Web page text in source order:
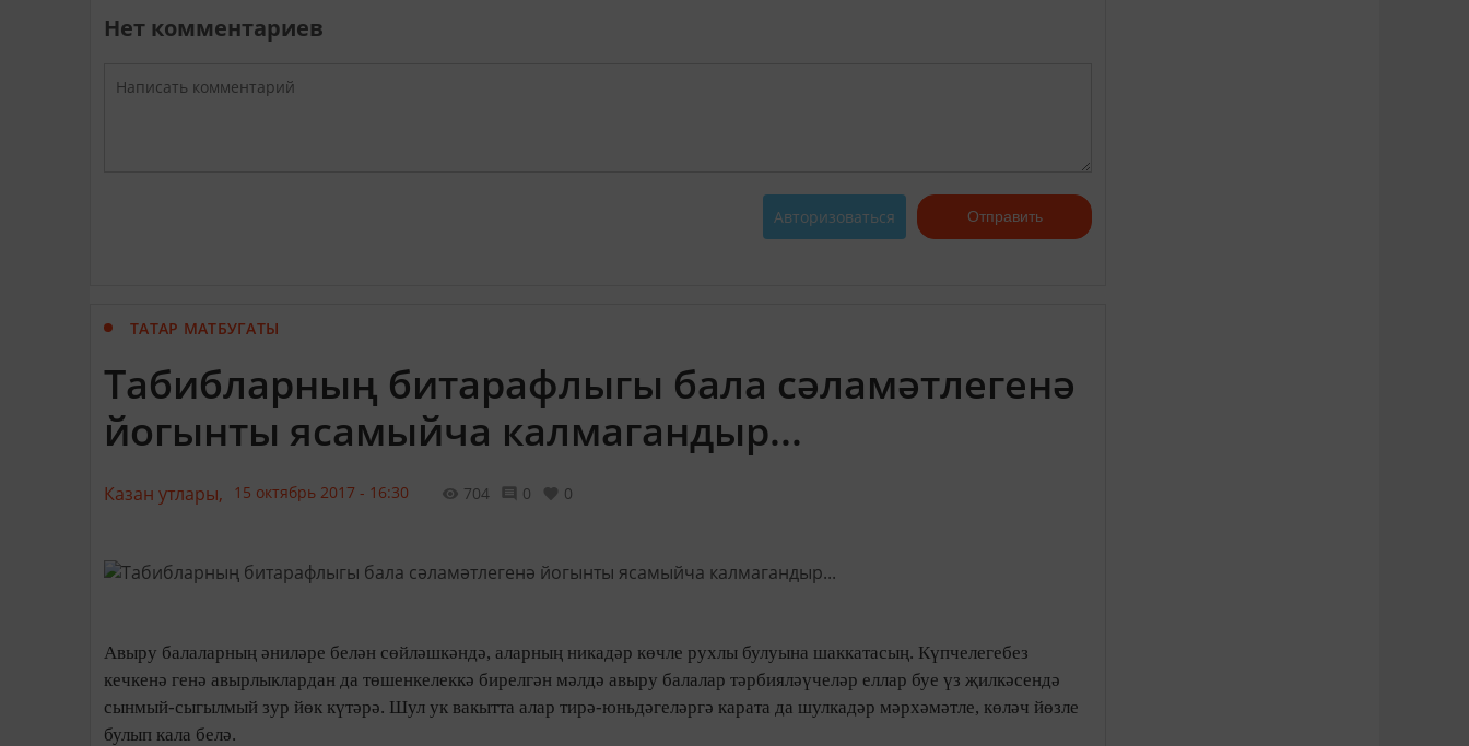
Нет комментариев
Авторизоваться Отправить
ТАТАР МАТБУГАТЫ
Табибларның битарафлыгы бала сәламәтлегенә
йогынты ясамыйча калмагандыр...
Казан утлары, 15 октябрь 2017 - 16:30 704 0 0
Авыру балаларның әниләре белән сөйләшкәндә, аларның никадәр көчле рухлы булуына шаккатасың. Күпчелегебез
кечкенә генә авырлыклардан да төшенкелеккә бирелгән мәлдә авыру балалар тәрбияләүчеләр еллар буе үз җилкәсендә
сынмый-сыгылмый зур йөк күтәрә. Шул ук вакытта алар тирә-юньдәгеләргә карата да шулкадәр мәрхәмәтле, көләч йөзле
булып кала белә.